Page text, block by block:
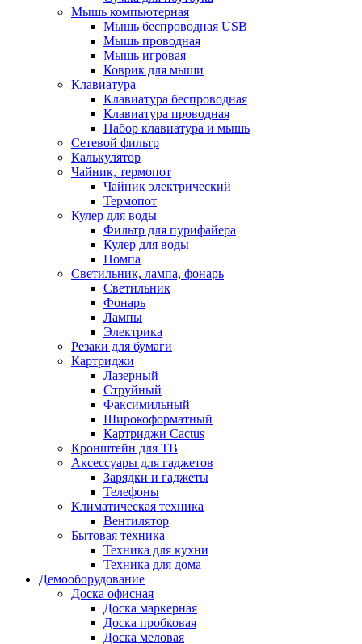
Мышь компьютерная
Мышь беспроводная USB
Мышь проводная
Мышь игровая
Коврик для мыши
Клавиатура
Клавиатура беспроводная
Клавиатура проводная
Набор клавиатура и мышь
Сетевой фильтр
Калькулятор
Чайник, термопот
Чайник электрический
Термопот
Кулер для воды
Фильтр для пурифайера
Кулер для воды
Помпа
Светильник, лампа, фонарь
Светильник
Фонарь
Лампы
Электрика
Резаки для бумаги
Картриджи
Лазерный
Струйный
Факсимильный
Широкоформатный
Картриджи Cactus
Кронштейн для ТВ
Аксессуары для гаджетов
Зарядки и гаджеты
Телефоны
Климатическая техника
Вентилятор
Бытовая техника
Техника для кухни
Техника для дома
Демооборудование
Доска офисная
Доска маркерная
Доска пробковая
Доска меловая